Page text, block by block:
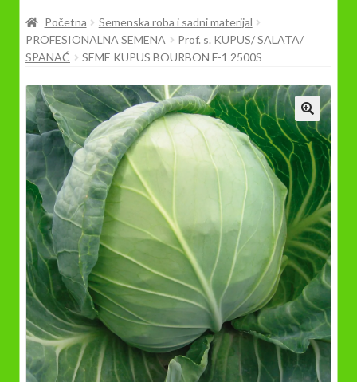
Prodavnica
Početna
Semenska roba i sadni materijal
PROFESIONALNA SEMENA
Prof. s. KUPUS/ SALATA/
SPANAĆ
SEME KUPUS BOURBON F-1 2500S